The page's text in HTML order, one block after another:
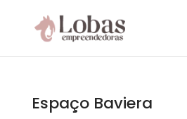
Espaço Baviera